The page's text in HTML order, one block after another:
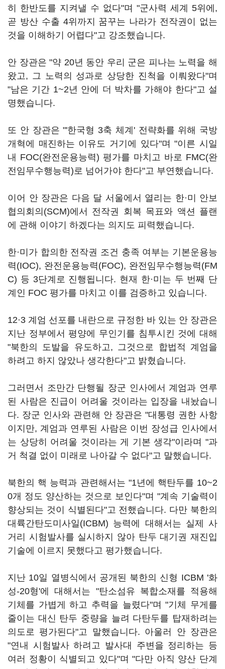
히 한반도를 지켜낼 수 없다"며 "군사력 세계 5위에,
곧 방산 수출 4위까지 꿈꾸는 나라가 전작권이 없는
것을 이해하기 어렵다"고 강조했습니다.
안 장관은 "약 20년 동안 우리 군은 피나는 노력을 해
왔고, 그 노력의 성과로 상당한 진척을 이뤄왔다"며
"남은 기간 1~2년 안에 더 박차를 가해야 한다"고 설
명했습니다.
또 안 장관은 "'한국형 3축 체계' 전략화를 위해 국방
개혁에 매진하는 이유도 거기에 있다"며 "이른 시일
내 FOC(완전운용능력) 평가를 마치고 바로 FMC(완
전임무수행능력)로 넘어가야 한다"고 부연했습니다.
이어 안 장관은 다음 달 서울에서 열리는 한·미 안보
협의회의(SCM)에서 전작권 회복 목표와 액션 플랜
에 관해 이야기 하겠다는 의지도 피력했습니다.
한·미가 합의한 전작권 조건 충족 여부는 기본운용능
력(IOC), 완전운용능력(FOC), 완전임무수행능력(FM
C) 등 3단계로 진행됩니다. 현재 한·미는 두 번째 단
계인 FOC 평가를 마치고 이를 검증하고 있습니다.
12·3 계엄 선포를 내란으로 규정한 바 있는 안 장관은
지난 정부에서 평양에 무인기를 침투시킨 것에 대해
"북한의 도발을 유도하고, 그것으로 합법적 계엄을
하려고 하지 않았나 생각한다"고 밝혔습니다.
그러면서 조만간 단행될 장군 인사에서 계엄과 연루
된 사람은 진급이 어려울 것이라는 입장을 내놨습니
다. 장군 인사와 관련해 안 장관은 "대통령 권한 사항
이지만, 계엄과 연루된 사람은 이번 장성급 인사에서
는 상당히 어려울 것이라는 게 기본 생각"이라며 "과
거 척결 없이 미래로 나아갈 수 없다"고 말했습니다.
북한의 핵 능력과 관련해서는 "1년에 핵탄두를 10~2
0개 정도 양산하는 것으로 보인다"며 "계속 기술력이
향상되는 것이 식별된다"고 전했습니다. 다만 북한의
대륙간탄도미사일(ICBM) 능력에 대해서는 실제 사
거리 시험발사를 실시하지 않아 탄두 대기권 재진입
기술에 이르지 못했다고 평가했습니다.
지난 10일 열병식에서 공개된 북한의 신형 ICBM '화
성-20형'에 대해서는 "탄소섬유 복합소재를 적용해
기체를 가볍게 하고 추력을 늘렸다"며 "기체 무게를
줄이는 대신 탄두 중량을 늘려 다탄두를 탑재하려는
의도로 평가된다"고 말했습니다. 아울러 안 장관은
"연내 시험발사 하려고 발사대 주변을 정리하는 등
여러 정황이 식별되고 있다"며 "다만 아직 양산 단계